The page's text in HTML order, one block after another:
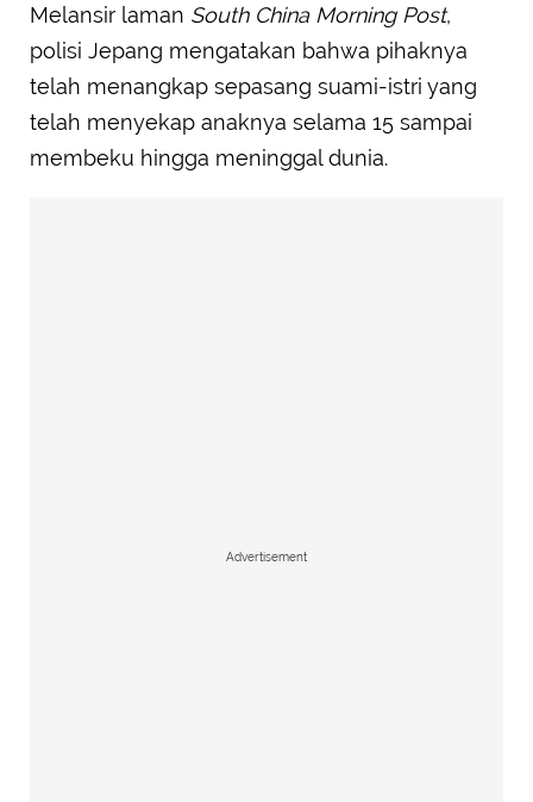
Melansir laman South China Morning Post,
polisi Jepang mengatakan bahwa pihaknya
telah menangkap sepasang suami-istri yang
telah menyekap anaknya selama 15 sampai
membeku hingga meninggal dunia.
Advertisement